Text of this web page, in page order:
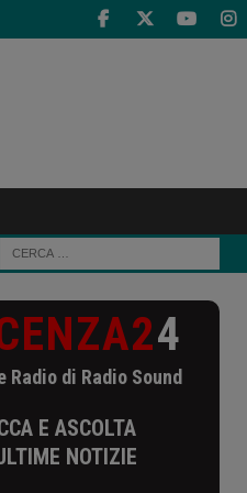
4
Radio di Radio Sound
E ASCOLTA
NOTIZIE